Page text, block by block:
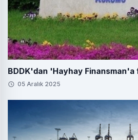
BDDK'dan 'Hayhay
05 Aralık 2025